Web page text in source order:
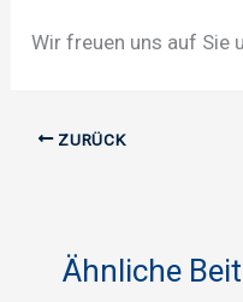
Wir freuen uns auf Sie
ZURÜCK
Ähnliche